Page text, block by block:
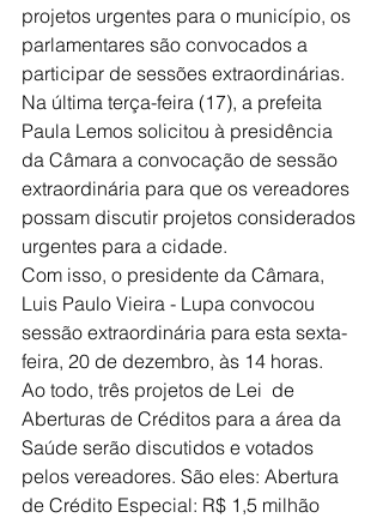
projetos urgentes para o município, os
parlamentares são convocados a
participar de sessões extraordinárias.
Na última terça-feira (17), a prefeita
Paula Lemos solicitou à presidência
da Câmara a convocação de sessão
extraordinária para que os vereadores
possam discutir projetos considerados
urgentes para a cidade.
Com isso, o presidente da Câmara,
Luis Paulo Vieira - Lupa convocou
sessão extraordinária para esta sexta-
feira, 20 de dezembro, às 14 horas.
Ao todo, três projetos de Lei  de
Aberturas de Créditos para a área da
Saúde serão discutidos e votados
pelos vereadores. São eles: Abertura
de Crédito Especial: R$ 1,5 milhão